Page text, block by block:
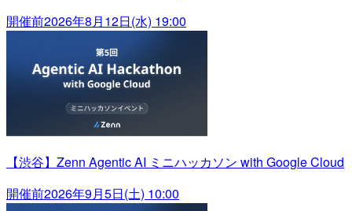
開催前2026年8月12日(水) 19:00
【渋谷】Zenn Agentic AI ミニハッカソン with Google Cloud
開催前2026年9月5日(土) 10:00